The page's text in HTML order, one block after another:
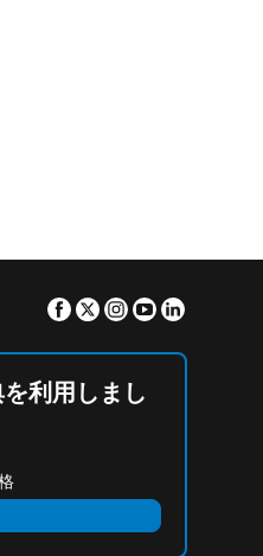
Facebook
TwitterInstagram
Youtube
利用しまし